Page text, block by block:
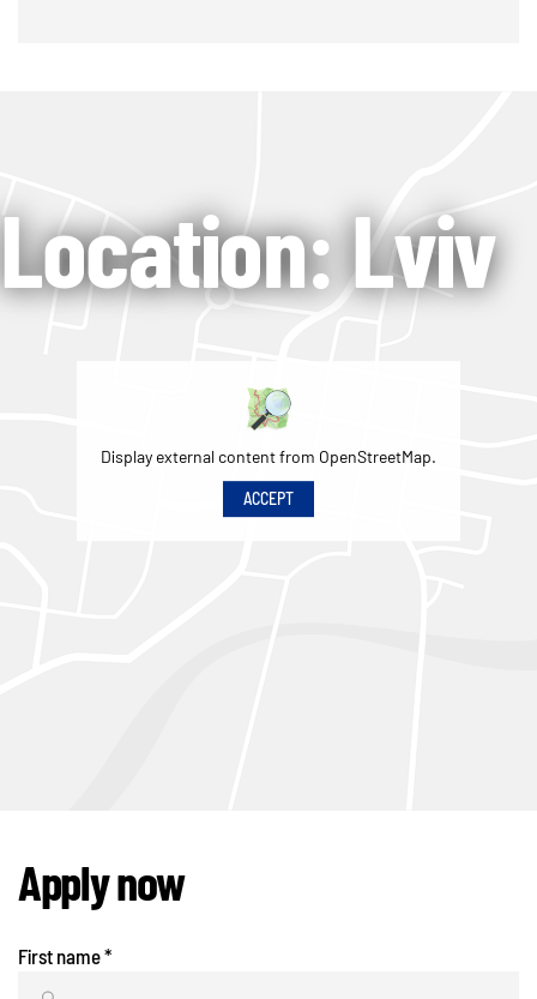
Location: Lviv
Display external content from OpenStreetMap.
ACCEPT
Apply now
First name*